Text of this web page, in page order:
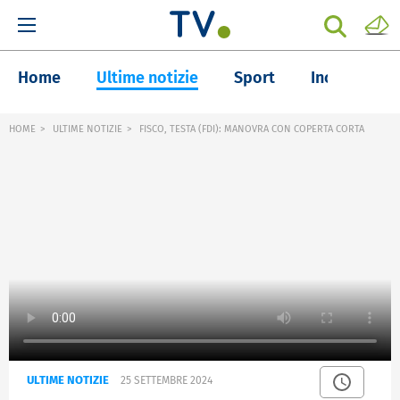
Home Ultime notizie Sport Inchieste
HOME ULTIME NOTIZIE FISCO, TESTA (FDI): MANOVRA CON COPERTA CORTA
ULTIME NOTIZIE 25 SETTEMBRE 2024